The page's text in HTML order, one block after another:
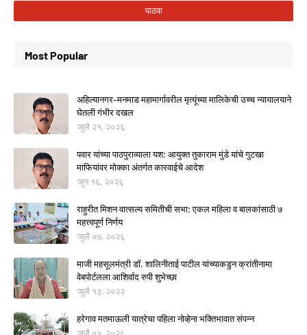
Most Popular
अहिल्यानगर–मनमाड महामार्गावरील मृत्यूंच्या मालिकेची उच्च न्यायालयाने
घेतली गंभीर दखल
जुलै २१, २०२६
पवार यांच्या पाठपुराव्याला यश; आयुक्त तुकाराम मुंडे यांचे गुटखा
माफियांवर मोक्का अंतर्गत कारवाईचे आदेश
जून १६, २०२६
राहुरीत मिशन वात्सल्य समितीची सभा; एकल महिला व बालकांसाठी ७
महत्त्वपूर्ण निर्णय
जुलै ०७, २०२६
माजी महसूलमंत्री डॉ. शालिनीताई पाटील यांच्याकडुन क्रांतीनामा
वेबपोर्टलला आशिर्वाद रुपी शुभेच्छा
जुलै १३, २०२२
हरेगाव मतमाऊली यात्रेचा पहिला नोव्हेना भक्तिभावात संपन्न